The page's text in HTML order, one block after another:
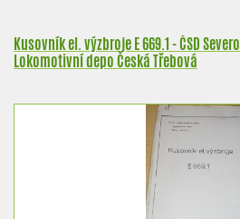
Kusovník el. výzbroje E 669.1 - ČSD
Lokomotivní depo Česká Třebová